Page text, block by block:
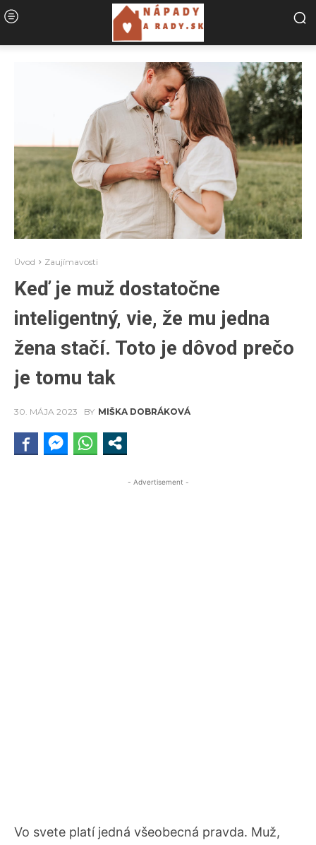
Úvod Zaujímavosti
Keď je muž dostatočne
inteligentný, vie, že mu jedna
žena stačí. Toto je dôvod prečo
je tomu tak
30. MÁJA 2023 BY MIŠKA DOBRÁKOVÁ
- Advertisement -
Vo svete platí jedná všeobecná pravda. Muž,